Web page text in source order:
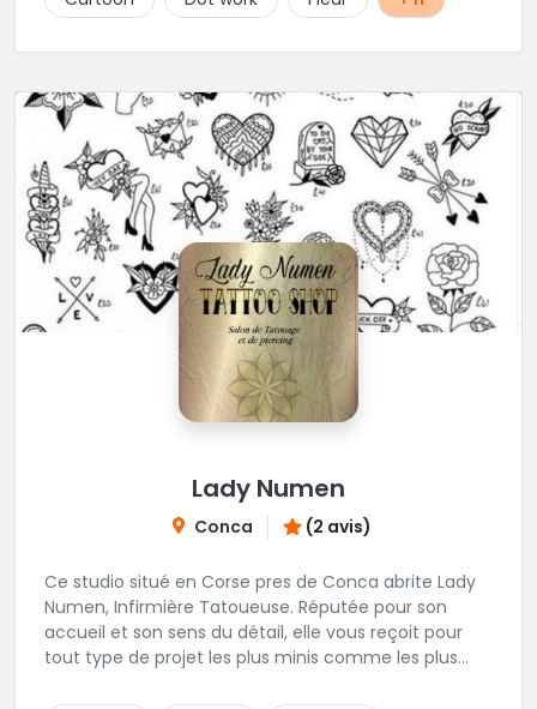
salon.
Lady Numen
Conca (2 avis)
Ce studio situé en Corse pres de Conca abrite Lady
Numen, Infirmière Tatoueuse. Réputée pour son
accueil et son sens du détail, elle vous reçoit pour
tout type de projet les plus minis comme les plus